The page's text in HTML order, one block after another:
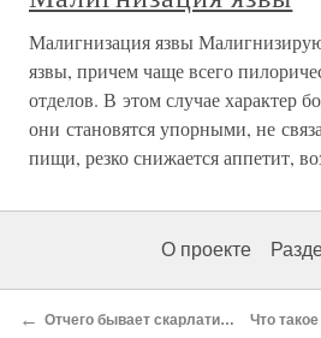
Малигнизация язвы
язвы, причем чаще всего
отделов. В этом случае характер
они становятся упорными, не
пищи, резко снижается аппетит,
О проекте
← Отчего бывает скарлатина?